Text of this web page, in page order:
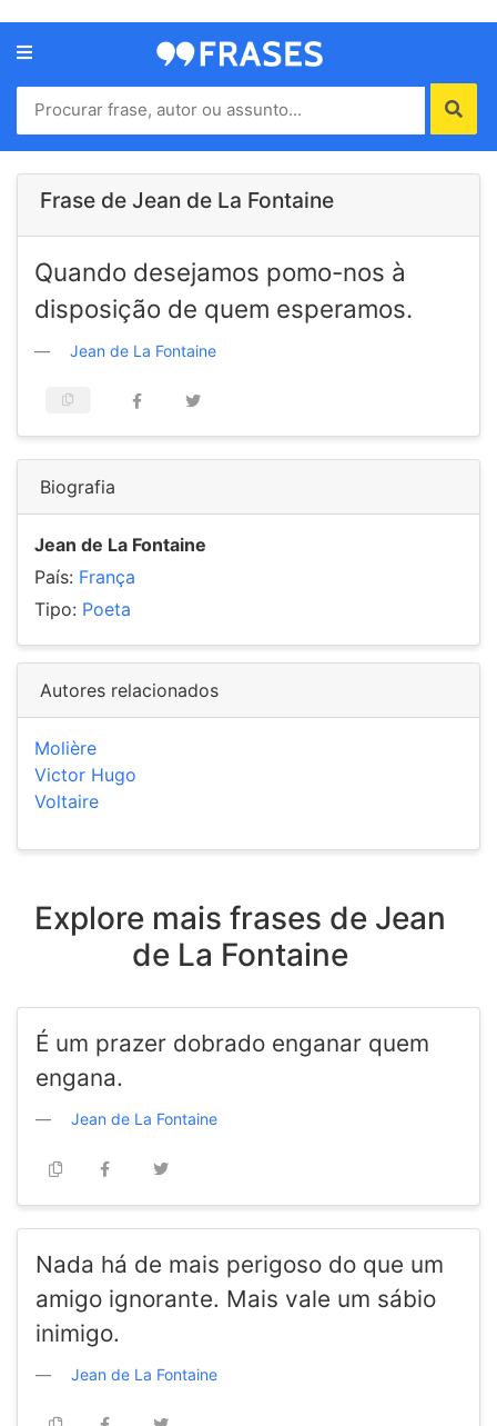
Menu
Home
Autores
de
Frase de Jean de La Fontaine
Quando desejamos pomo-nos à
disposição de quem esperamos.
Jean de La Fontaine
Biografia
Jean de La Fontaine
País: França
Tipo: Poeta
Autores relacionados
Molière
Victor Hugo
Voltaire
Explore mais frases de Jean
de La Fontaine
É um prazer dobrado enganar quem
engana.
Jean de La Fontaine
Nada há de mais perigoso do que um
amigo ignorante. Mais vale um sábio
inimigo.
Jean de La Fontaine